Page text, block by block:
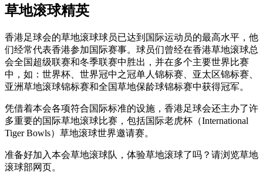
草地滚球精英
香港足球会的草地滚球球员已达到国际运动员的最高水平，他
们经常代表香港参加国际赛事。球员们曾经在香港草地滚球总
会全国超级联赛和冬季联赛中胜出，并在多个主要世界比赛
中，如：世界杯、世界冠中之冠单人锦标赛、亚太区锦标赛、
亚洲草地滚球锦标赛和全国草地保龄球锦标赛中获得冠军。
凭借着本会各项符合国际标准的设施，香港足球会还主办了许
多重要的国际草地滚球比赛，包括国际老虎杯（International
Tiger Bowls）草地滚球世界邀请赛。
准备好加入本会草地滚球队，体验草地滚球了吗？请浏览草地
滚球部网页。